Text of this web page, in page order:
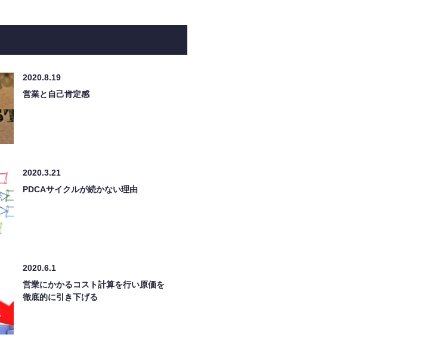
2020.8.19
営業と自己肯定感
2020.3.21
PDCAサイクルが続かない理由
2020.6.1
営業にかかるコスト計算を行い原価を
徹底的に引き下げる